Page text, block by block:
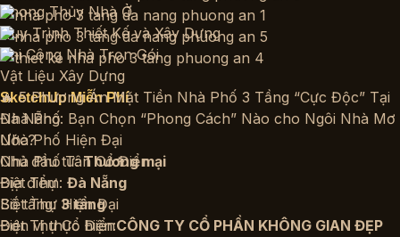
Phong Thủy Nhà Ở
Quy Trình Thiết Kế và Xây Dựng
Thi Công Nhà Trọn Gói
Vật Liệu Xây Dựng
SketchUp Miễn Phí
Nhà Phố
Nhà Phố Hiện Đại
Nhà Phố Tân Cổ Điển
Biệt Thự
Biệt Thự Hiện Đại
Biệt Thự Cổ Điển
🔥 5 Phương Án Mặt Tiền Nhà Phố 3 Tầng “Cực Độc” Tại
Đà Nẵng: Bạn Chọn “Phong Cách” Nào cho Ngôi Nhà Mơ
Ước?
Chủ đầu tư:Thương mại
Địa điểm: Đà Nẵng
Số tầng: 3 tầng
Đơn vị thực hiện:CÔNG TY CỔ PHẦN KHÔNG GIAN ĐẸP